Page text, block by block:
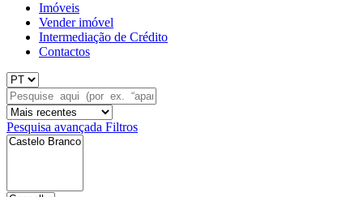
Imóveis
Vender imóvel
Intermediação de Crédito
Contactos
Pesquisa avançada Filtros